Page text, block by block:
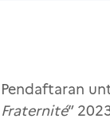
Pendaftaran
Fraternité”